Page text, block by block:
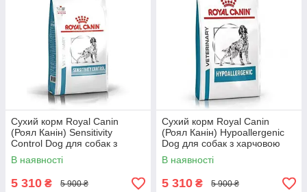
Сухий корм Royal Canin
(Роял Канін) Sensitivity
Control Dog для собак з
харчовою алергією /
непереносимістю 14 кг
В наявності
5 310 ₴ 5 900 ₴
Сухий корм Royal Canin
(Роял Канін) Hypoallergenic
Dog для собак з харчовою
алергією або
непереносимістю кормів 14
кг
В наявності
5 310 ₴ 5 900 ₴